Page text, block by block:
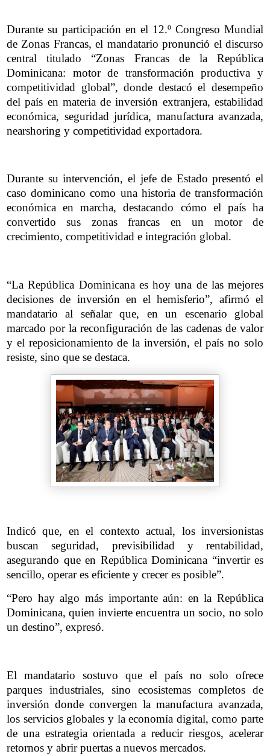
Durante su participación en el 12.º Congreso Mundial
de Zonas Francas, el mandatario pronunció el discurso
central titulado “Zonas Francas de la República
Dominicana: motor de transformación productiva y
competitividad global”, donde destacó el desempeño
del país en materia de inversión extranjera, estabilidad
económica, seguridad jurídica, manufactura avanzada,
nearshoring y competitividad exportadora.
Durante su intervención, el jefe de Estado presentó el
caso dominicano como una historia de transformación
económica en marcha, destacando cómo el país ha
convertido sus zonas francas en un motor de
crecimiento, competitividad e integración global.
“La República Dominicana es hoy una de las mejores
decisiones de inversión en el hemisferio”, afirmó el
mandatario al señalar que, en un escenario global
marcado por la reconfiguración de las cadenas de valor
y el reposicionamiento de la inversión, el país no solo
resiste, sino que se destaca.
Indicó que, en el contexto actual, los inversionistas
buscan seguridad, previsibilidad y rentabilidad,
asegurando que en República Dominicana “invertir es
sencillo, operar es eficiente y crecer es posible”.
“Pero hay algo más importante aún: en la República
Dominicana, quien invierte encuentra un socio, no solo
un destino”, expresó.
El mandatario sostuvo que el país no solo ofrece
parques industriales, sino ecosistemas completos de
inversión donde convergen la manufactura avanzada,
los servicios globales y la economía digital, como parte
de una estrategia orientada a reducir riesgos, acelerar
retornos y abrir puertas a nuevos mercados.